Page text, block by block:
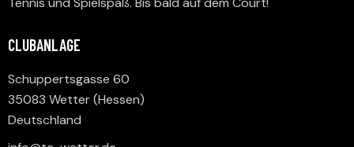
CLUBANLAGE
Schuppertsgasse 60
35083 Wetter (Hessen)
Deutschland